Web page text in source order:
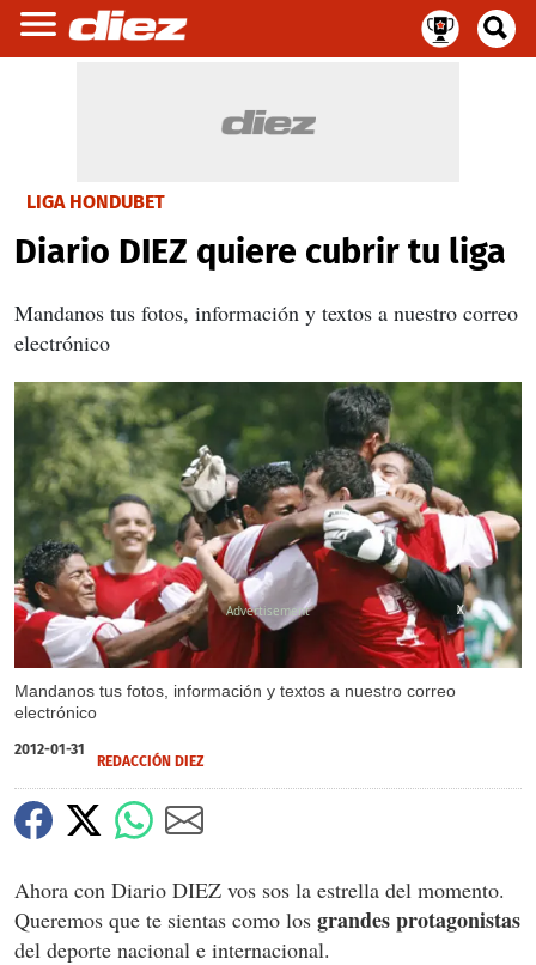
LIGA HONDUBET
Diario DIEZ quiere cubrir tu liga
Mandanos tus fotos, información y textos a nuestro correo
electrónico
Mandanos tus fotos, información y textos a nuestro correo
electrónico
X
2012-01-31
REDACCIÓN DIEZ
Ahora con Diario DIEZ vos sos la estrella del momento.
Queremos que te sientas como los grandes protagonistas
del deporte nacional e internacional.